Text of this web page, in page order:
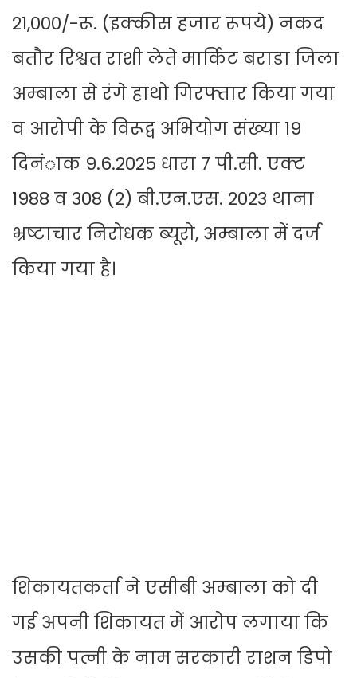
21,000/-रू. (इक्कीस हजार रूपये) नकद
बतौर रिश्वत राशी लेते मार्किट बराडा जिला
अम्बाला से रंगे हाथो गिरफ्तार किया गया
व आरोपी के विरूद्व अभियोग संख्या 19
दिनंाक 9.6.2025 धारा 7 पी.सी. एक्ट
1988 व 308 (2) बी.एन.एस. 2023 थाना
भ्रष्टाचार निरोधक ब्यूरो, अम्बाला में दर्ज
किया गया है।
शिकायतकर्ता ने एसीबी अम्बाला को दी
गई अपनी शिकायत में आरोप लगाया कि
उसकी पत्नी के नाम सरकारी राशन डिपो